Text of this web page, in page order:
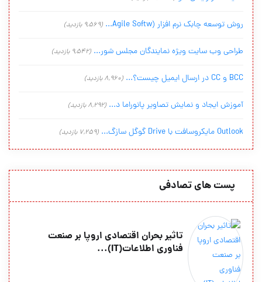
روش توسعه چابک نرم افزار (Agile Softw... (9,569 بازدید)
طراحی وب سایت ویژه نمایندگان مجلس شور... (9,542 بازدید)
BCC و CC در ارسال ایمیل چیست؟... (8,960 بازدید)
آموزش ایجاد و نمایش تصاویر پانوراما د... (8,292 بازدید)
Outlook مایکروسافت با Drive گوگل سازگ... (7,259 بازدید)
پست های تصادفی
تاثیر بحران اقتصادی اروپا بر صنعت
فناوری اطلاعات(IT)...